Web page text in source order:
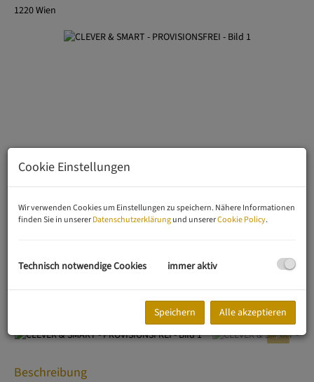
1220 Wien
Beschreibung
Cookie Einstellungen
Wir verwenden Cookies um Einstellungen zu speichern. Nähere Informationen
finden Sie in unsererDatenschutzerklärungund unsererCookie Policy.
Technisch notwendige Cookies immer aktiv
Speichern Alle akzeptieren